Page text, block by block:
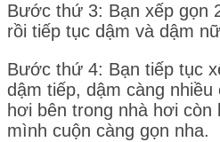
Bước thứ 3: Bạn xếp gọn
rồi tiếp tục dậm và dậm
Bước thứ 4: Bạn tiếp tục
dậm tiếp, dậm càng nhiều
hơi bên trong nhà hơi
mình cuộn càng gọn nha.